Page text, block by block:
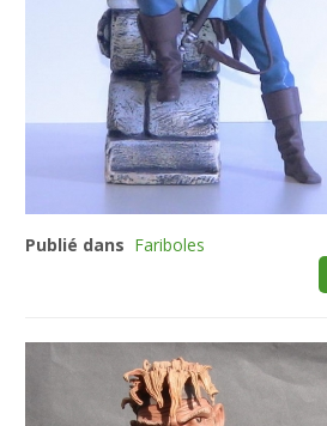
Publié dans Fariboles